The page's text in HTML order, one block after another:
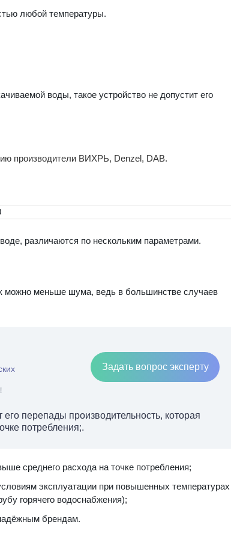
любой температуры.
воды, такое устройство не допустит его
производители ВИХРЬ, Denzel, DAB.
различаются по нескольким параметрами.
можно меньше шума, ведь в большинстве случаев
Задать вопрос эксперту
перепады производительность, которая
потребления;.
среднего расхода на точке потребления;
эксплуатации при повышенных температурах
горячего водоснабжения);
брендам.